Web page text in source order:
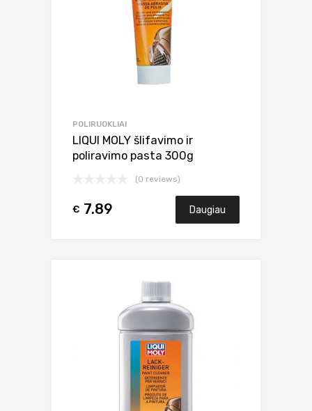
POLIRUOKLIAI
LIQUI MOLY šlifavimo ir
poliravimo pasta 300g
(0 reviews)
€ 7.89 Daugiau